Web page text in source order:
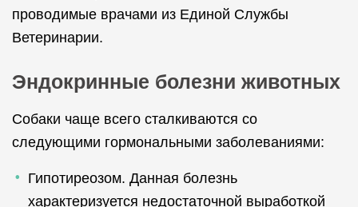
проводимые врачами из Единой Службы
Ветеринарии.
Эндокринные болезни животных
Собаки чаще всего сталкиваются со
следующими гормональными заболеваниями:
Гипотиреозом. Данная болезнь
характеризуется недостаточной выработкой